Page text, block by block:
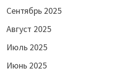
Сентябрь 2025
Август 2025
Июль 2025
Июнь 2025